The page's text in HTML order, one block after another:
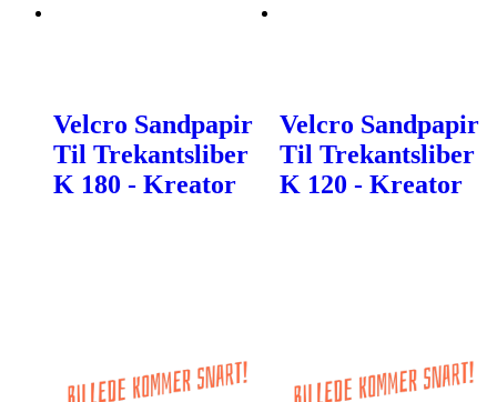
Velcro Sandpapir
Til Trekantsliber
K 180 - Kreator
Velcro Sandpapir
Til Trekantsliber
K 120 - Kreator